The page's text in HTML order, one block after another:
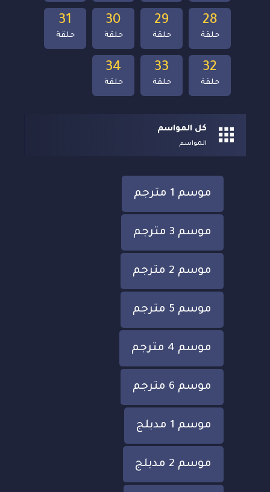
34
حلقة
33
حلقة
32
حلقة
31
حلقة
30
حلقة
29
حلقة
28
حلقة
كل المواسم
المواسم
موسم 1 مترجم
موسم 3 مترجم
موسم 2 مترجم
موسم 5 مترجم
موسم 4 مترجم
موسم 6 مترجم
موسم 1 مدبلج
موسم 2 مدبلج